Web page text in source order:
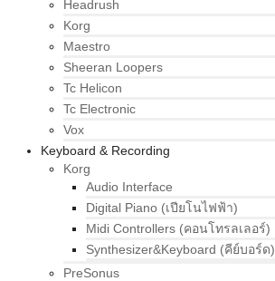
Headrush
Korg
Maestro
Sheeran Loopers
Tc Helicon
Tc Electronic
Vox
Keyboard & Recording
Korg
Audio Interface
Digital Piano (เปียโนไฟฟ้า)
Midi Controllers (คอนโทรลเลอร์)
Synthesizer&Keyboard (คีย์บอร์ด)
PreSonus